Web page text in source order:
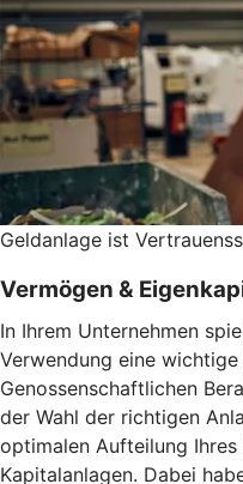
Geldanlage ist
Vermögen &
In Ihrem Unternehmen
Verwendung eine
Genossenschaftlichen
der Wahl der richtigen
optimalen Aufteilung
Kapitalanlagen. Dabei